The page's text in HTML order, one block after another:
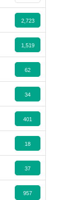
2,723
1,519
62
34
401
18
37
957